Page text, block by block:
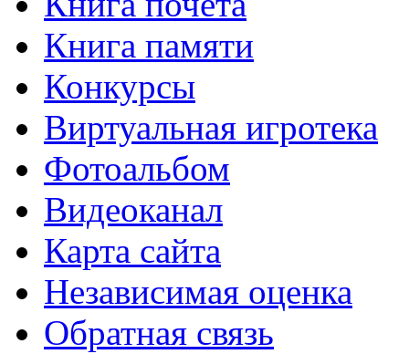
Книга памяти
Конкурсы
Виртуальная игротека
Фотоальбом
Видеоканал
Карта сайта
Независимая оценка
Обратная связь